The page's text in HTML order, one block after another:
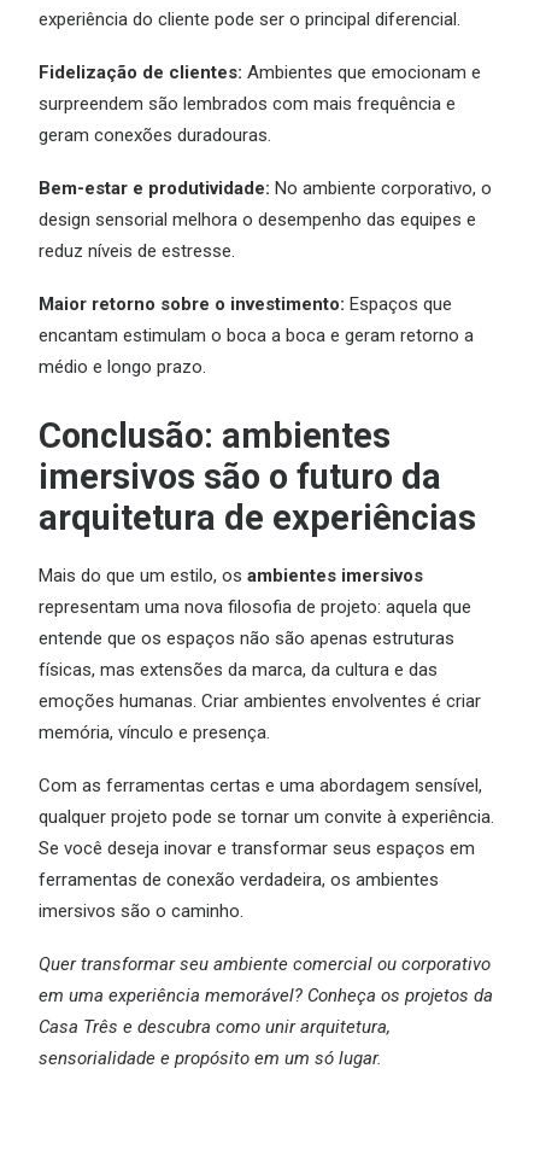
experiência do cliente pode ser o principal diferencial.
Fidelização de clientes: Ambientes que emocionam e
surpreendem são lembrados com mais frequência e
geram conexões duradouras.
Bem-estar e produtividade: No ambiente corporativo, o
design sensorial melhora o desempenho das equipes e
reduz níveis de estresse.
Maior retorno sobre o investimento: Espaços que
encantam estimulam o boca a boca e geram retorno a
médio e longo prazo.
Conclusão: ambientes
imersivos são o futuro da
arquitetura de experiências
Mais do que um estilo, os ambientes imersivos
representam uma nova filosofia de projeto: aquela que
entende que os espaços não são apenas estruturas
físicas, mas extensões da marca, da cultura e das
emoções humanas. Criar ambientes envolventes é criar
memória, vínculo e presença.
Com as ferramentas certas e uma abordagem sensível,
qualquer projeto pode se tornar um convite à experiência.
Se você deseja inovar e transformar seus espaços em
ferramentas de conexão verdadeira, os ambientes
imersivos são o caminho.
Quer transformar seu ambiente comercial ou corporativo
em uma experiência memorável? Conheça os projetos da
Casa Três e descubra como unir arquitetura,
sensorialidade e propósito em um só lugar.